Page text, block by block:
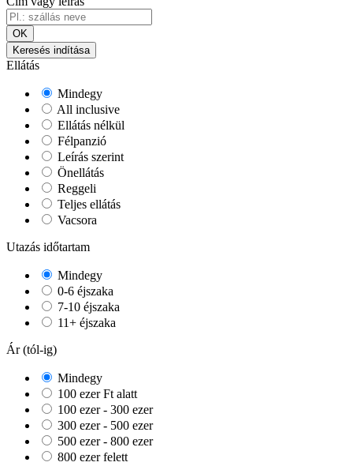
OK
Keresés indítása
Ellátás
Mindegy
All inclusive
Ellátás nélkül
Félpanzió
Leírás szerint
Önellátás
Reggeli
Teljes ellátás
Vacsora
Utazás időtartam
Mindegy
0-6 éjszaka
7-10 éjszaka
11+ éjszaka
Ár (tól-ig)
Mindegy
100 ezer Ft alatt
100 ezer - 300 ezer
300 ezer - 500 ezer
500 ezer - 800 ezer
800 ezer felett